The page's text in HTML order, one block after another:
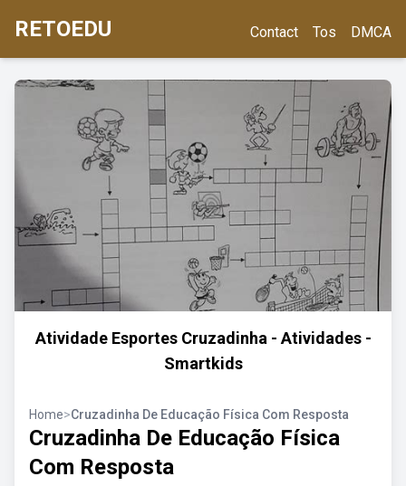
RETOEDU Contact Tos DMCA
Atividade Esportes Cruzadinha - Atividades -
Smartkids
Home>Cruzadinha De Educação Física Com Resposta
Cruzadinha De Educação Física
Com Resposta